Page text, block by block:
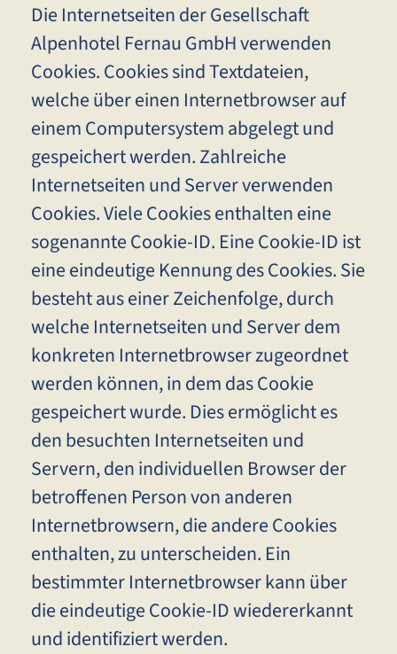
Die Internetseiten der Gesellschaft
Alpenhotel Fernau GmbH verwenden
Cookies. Cookies sind Textdateien,
welche über einen Internetbrowser auf
einem Computersystem abgelegt und
gespeichert werden. Zahlreiche
Internetseiten und Server verwenden
Cookies. Viele Cookies enthalten eine
sogenannte Cookie-ID. Eine Cookie-ID ist
eine eindeutige Kennung des Cookies. Sie
besteht aus einer Zeichenfolge, durch
welche Internetseiten und Server dem
konkreten Internetbrowser zugeordnet
werden können, in dem das Cookie
gespeichert wurde. Dies ermöglicht es
den besuchten Internetseiten und
Servern, den individuellen Browser der
betroffenen Person von anderen
Internetbrowsern, die andere Cookies
enthalten, zu unterscheiden. Ein
bestimmter Internetbrowser kann über
die eindeutige Cookie-ID wiedererkannt
und identifiziert werden.